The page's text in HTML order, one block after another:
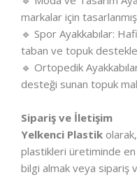
markalar için
🔹 Spor Ayakkabılar:
taban ve topuk
🔹 Ortopedik
desteği sunan topuk
Sipariş ve İletişim
Yelkenci Plastik
plastikleri üretiminde
bilgi almak veya sipariş